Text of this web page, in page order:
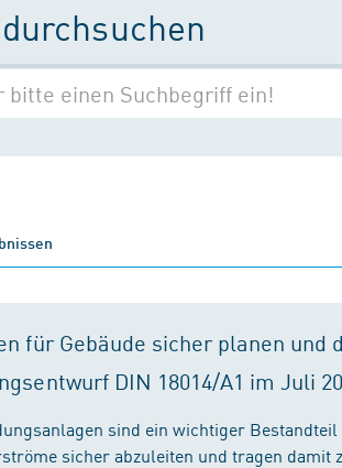
für Gebäude sicher planen und
DIN 18014/A1 im Juli
sind ein wichtiger
sicher abzuleiten und tragen damit